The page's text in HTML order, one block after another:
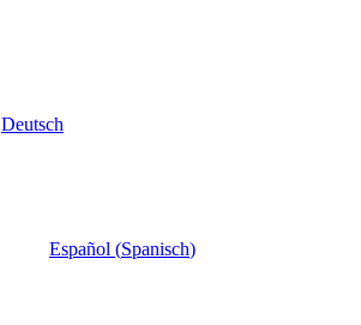
Deutsch
Español (Spanisch)